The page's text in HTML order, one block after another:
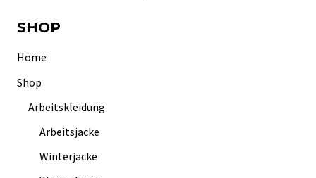
SHOP
Home
Shop
Arbeitskleidung
Arbeitsjacke
Winterjacke